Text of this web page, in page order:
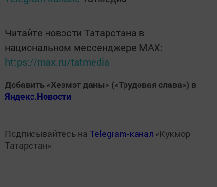
Читайте новости Татарстана в
национальном мессенджере MАХ:
https://max.ru/tatmedia
Добавить «Хезмэт даны» («Трудовая слава») в
Яндекс.Новости
Подписывайтесь на Telegram-канал «Кукмор
Татарстан»